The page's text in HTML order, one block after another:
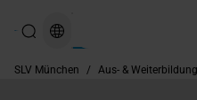
SLV München / Aus- & Weiterbildung